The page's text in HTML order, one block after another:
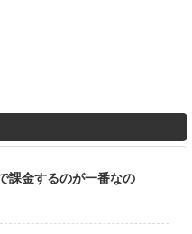
課金するのが一番なの